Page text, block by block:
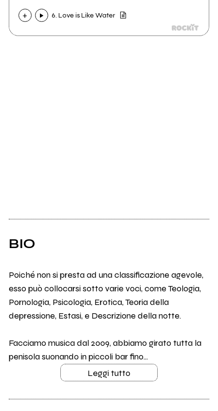
6. Love is Like Water
BIO
Poiché non si presta ad una classificazione agevole,
esso può collocarsi sotto varie voci, come Teologia,
Pornologia, Psicologia, Erotica, Teoria della
depressione, Estasi, e Descrizione della notte.
Facciamo musica dal 2009, abbiamo girato tutta la
penisola suonando in piccoli bar fino...
Leggi tutto